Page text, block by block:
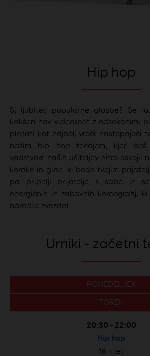
Hip hop
Si ljubitelj popularne glasbe? Se
kakšen nov videospot z odsekanimi
plesati kot najbolj vroči nastopajoči
našim hip hop tečajem, kjer boš
vodstvom naših učiteljev hitro osvojil
korake in gibe, ki bodo tvojim
pa pripelji prijatelje s sabo in se
energičnih in zabavnih koreografij,
naredile zvezde!
Urniki - začetni
PONEDELJEK
TOREK
20:30 - 22:00
Hip hop
16 + let